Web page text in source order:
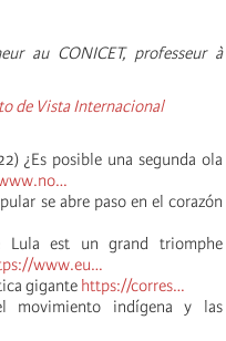
au CONICET, professeur à
de Vista Internacional
¿Es posible una segunda ola
se abre paso en el corazón
Lula est un grand triomphe
www.eu…
gigante https://corres…
movimiento indígena y las